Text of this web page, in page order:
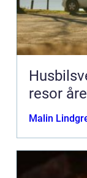
resor
Malin